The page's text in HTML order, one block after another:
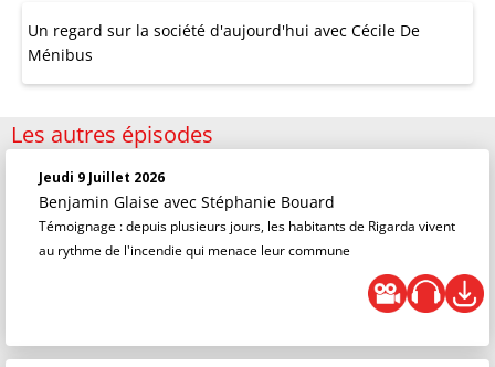
Un regard sur la société d'aujourd'hui avec Cécile De
Ménibus
Les autres épisodes
Jeudi 9 Juillet 2026
Benjamin Glaise avec Stéphanie Bouard
Témoignage : depuis plusieurs jours, les habitants de Rigarda vivent
au rythme de l'incendie qui menace leur commune